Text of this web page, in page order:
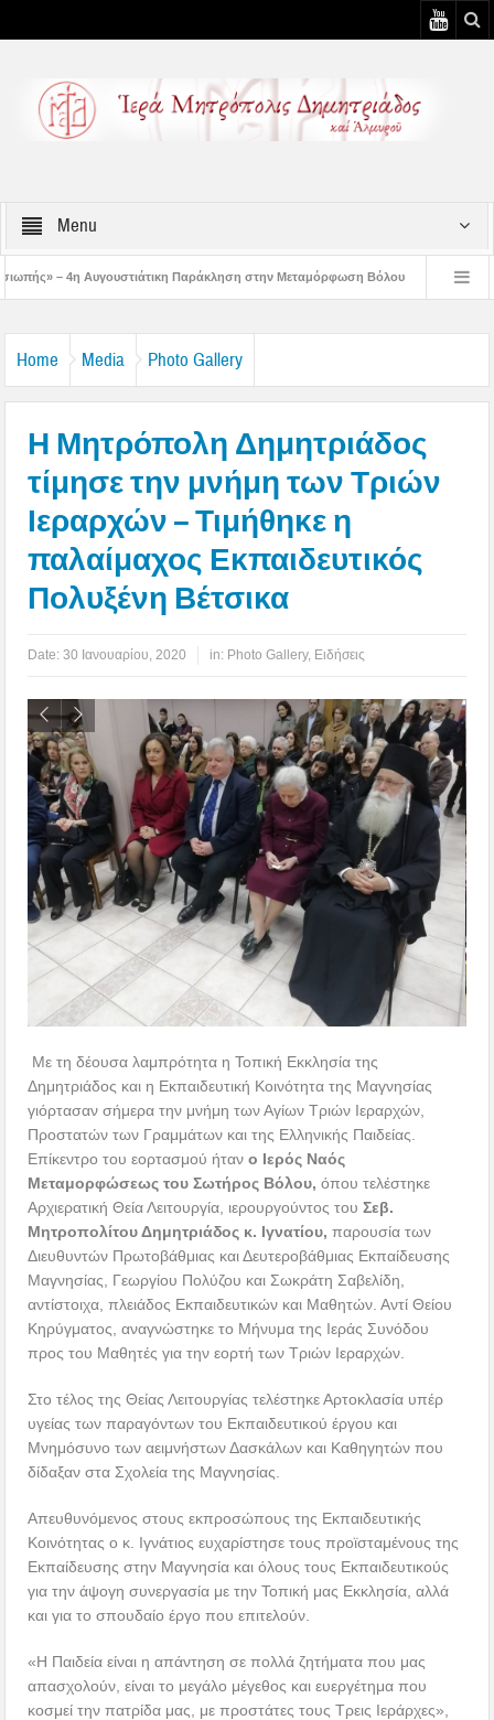
Menu
Παράκληση στην Μεταμόρφωση Βόλου Επίσκεψη του Δ/ντού της Β/
Home Media Photo Gallery
Η Μητρόπολη Δημητριάδος
τίμησε την μνήμη των Τριών
Ιεραρχών – Τιμήθηκε η
παλαίμαχος Εκπαιδευτικός
Πολυξένη Βέτσικα
Date:30 Ιανουαρίου, 2020 in: Photo Gallery, Ειδήσεις
Με τη δέουσα λαμπρότητα η Τοπική Εκκλησία της
Δημητριάδος και η Εκπαιδευτική Κοινότητα της Μαγνησίας
γιόρτασαν σήμερα την μνήμη των Αγίων Τριών Ιεραρχών,
Προστατών των Γραμμάτων και της Ελληνικής Παιδείας.
Επίκεντρο του εορτασμού ήτανο Ιερός Ναός
Μεταμορφώσεως του Σωτήρος Βόλου, όπου τελέστηκε
Αρχιερατική Θεία Λειτουργία, ιερουργούντος τουΣεβ.
Μητροπολίτου Δημητριάδος κ. Ιγνατίου, παρουσία των
Διευθυντών Πρωτοβάθμιας και Δευτεροβάθμιας Εκπαίδευσης
Μαγνησίας, Γεωργίου Πολύζου και Σωκράτη Σαβελίδη,
αντίστοιχα, πλειάδος Εκπαιδευτικών και Μαθητών. Αντί Θείου
Κηρύγματος, αναγνώστηκε το Μήνυμα της Ιεράς Συνόδου
προς του Μαθητές για την εορτή των Τριών Ιεραρχών.
Στο τέλος της Θείας Λειτουργίας τελέστηκε Αρτοκλασία υπέρ
υγείας των παραγόντων του Εκπαιδευτικού έργου και
Μνημόσυνο των αειμνήστων Δασκάλων και Καθηγητών που
δίδαξαν στα Σχολεία της Μαγνησίας.
Απευθυνόμενος στους εκπροσώπους της Εκπαιδευτικής
Κοινότητας ο κ. Ιγνάτιος ευχαρίστησε τους προϊσταμένους της
Εκπαίδευσης στην Μαγνησία και όλους τους Εκπαιδευτικούς
για την άψογη συνεργασία με την Τοπική μας Εκκλησία, αλλά
και για το σπουδαίο έργο που επιτελούν.
«Η Παιδεία είναι η απάντηση σε πολλά ζητήματα που μας
απασχολούν, είναι το μεγάλο μέγεθος και ευεργέτημα που
κοσμεί την πατρίδα μας, με προστάτες τους Τρεις Ιεράρχες»,